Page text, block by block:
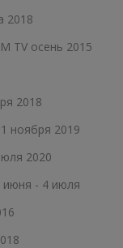
2018
TV осень 2015
2018
ноября 2019
2020
июня - 4 июля